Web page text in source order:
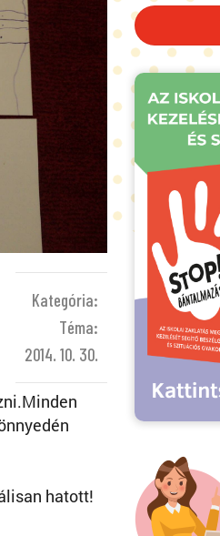
Kategória:
Téma:
2014. 10. 30.
hatott!